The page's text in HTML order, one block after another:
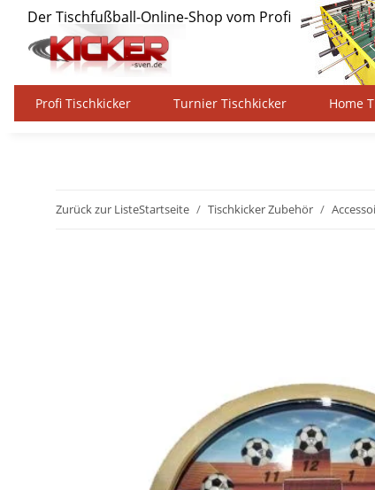
Profi Tischkicker Turnier Tischkicker Home
Zurück zur ListeStartseite Tischkicker Zubehör